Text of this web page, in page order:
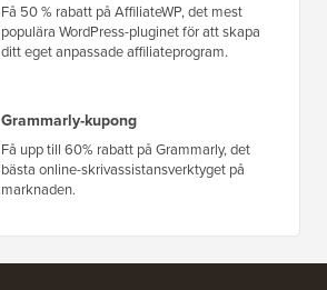
Få 50 % rabatt på AffiliateWP, det mest
populära WordPress-pluginet för att skapa
ditt eget anpassade affiliateprogram.
Grammarly-kupong
Få upp till 60% rabatt på Grammarly, det
bästa online-skrivassistansverktyget på
marknaden.